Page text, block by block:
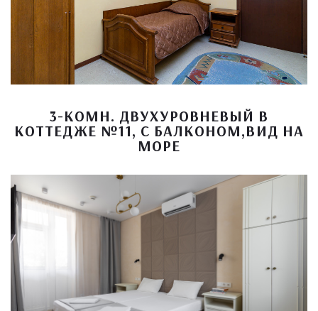
3-КОМН. ДВУХУРОВНЕВЫЙ В
КОТТЕДЖЕ №11, С БАЛКОНОМ,ВИД НА
МОРЕ